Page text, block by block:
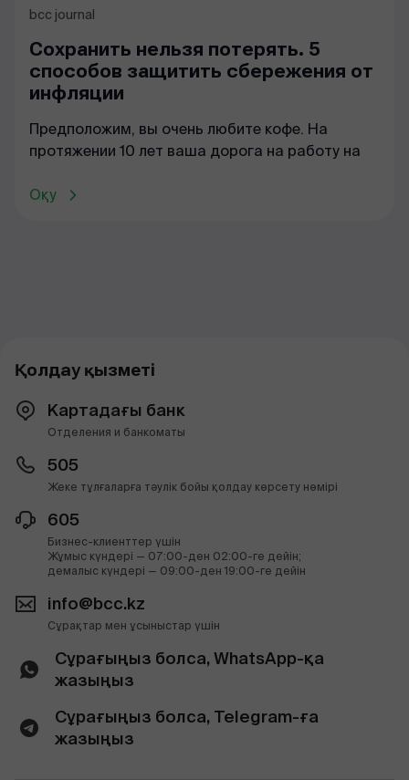
bcc journal
Сохранить нельзя потерять. 5
способов защитить сбережения от
инфляции
Предположим, вы очень любите кофе. На
протяжении 10 лет ваша дорога на работу на
Оқу
Қолдау қызметі
Картадағы банк
Отделения и банкоматы
505
Жеке тұлғаларға тәулік бойы қолдау көрсету нөмірі
605
Бизнес-клиенттер үшін
Жұмыс күндері — 07:00-ден 02:00-ге дейін;
демалыс күндері — 09:00-ден 19:00-ге дейін
info@bcc.kz
Сұрақтар мен ұсыныстар үшін
Сұрағыңыз болса, WhatsApp-қа
жазыңыз
Сұрағыңыз болса, Telegram-ға
жазыңыз